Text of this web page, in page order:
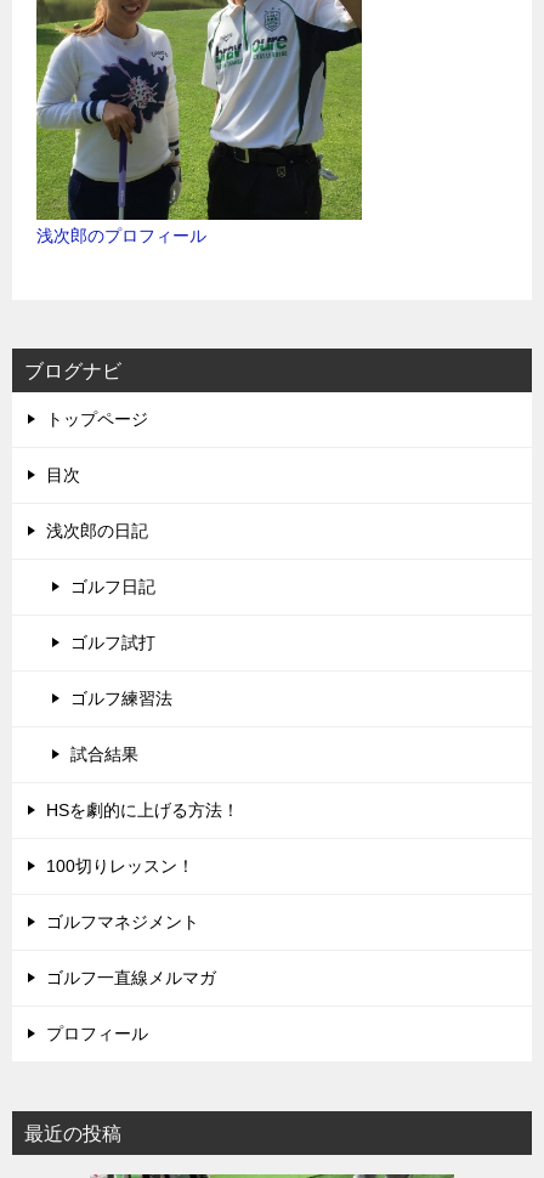
浅次郎のプロフィール
ブログナビ
トップページ
目次
浅次郎の日記
ゴルフ日記
ゴルフ試打
ゴルフ練習法
試合結果
HSを劇的に上げる方法！
100切りレッスン！
ゴルフマネジメント
ゴルフ一直線メルマガ
プロフィール
最近の投稿